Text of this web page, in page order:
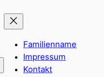
Familienname
Impressum
Kontakt